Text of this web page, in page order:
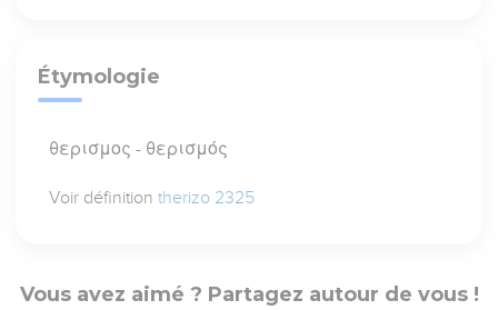
Étymologie
θερισμος - θερισμός
Voir définitiontherizo 2325
Vous avez aimé ? Partagez autour de vous !